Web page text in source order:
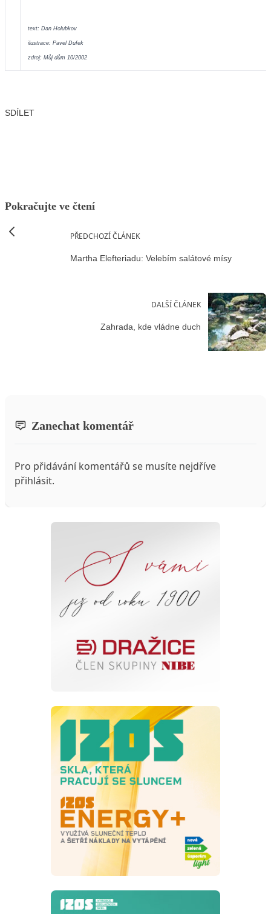
text: Dan Holubkov
ilustrace: Pavel Dufek
zdroj: Můj dům 10/2002
SDÍLET
Pokračujte ve čtení
PŘEDCHOZÍ ČLÁNEK
Martha Elefteriadu: Velebím salátové mísy
DALŠÍ ČLÁNEK
Zahrada, kde vládne duch
Zanechat komentář
Pro přidávání komentářů se musíte nejdříve
přihlásit.